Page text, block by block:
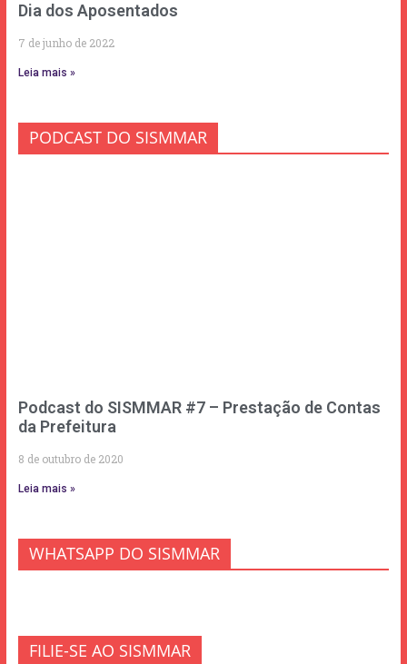
Dia dos Aposentados
7 de junho de 2022
Leia mais »
PODCAST DO SISMMAR
Podcast do SISMMAR #7 – Prestação de Contas
da Prefeitura
8 de outubro de 2020
Leia mais »
WHATSAPP DO SISMMAR
FILIE-SE AO SISMMAR